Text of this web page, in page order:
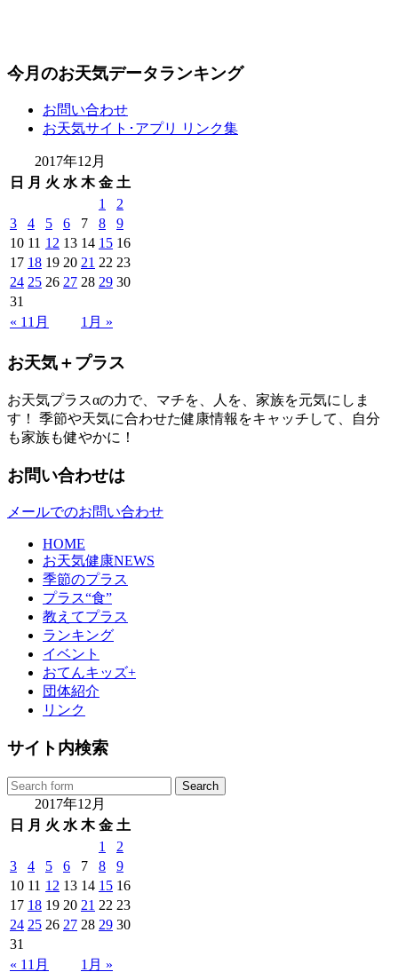
今月のお天気データランキング
お問い合わせ
お天気サイト･アプリ リンク集
2017年12月
日
月 火 水 木 金 土
« 11月 1月 »
1
2
3
4 5 6 7 8
9
10 11 12 13 14 15 16
17 18 19 20 21 22 23
24 25 26 27 28 29 30
31
お天気＋プラス
お天気プラスαの力で、マチを、人を、家族を元気にしま
す！ 季節や天気に合わせた健康情報をキャッチして、自分
も家族も健やかに！
お問い合わせは
メールでのお問い合わせ
HOME
お天気健康NEWS
季節のプラス
プラス“食”
教えてプラス
ランキング
イベント
おてんキッズ+
団体紹介
リンク
サイト内検索
2017年12月
日
月 火 水 木 金 土
« 11月 1月 »
1
2
3
4 5 6 7 8
9
10 11 12 13 14 15 16
17 18 19 20 21 22 23
24 25 26 27 28 29 30
31